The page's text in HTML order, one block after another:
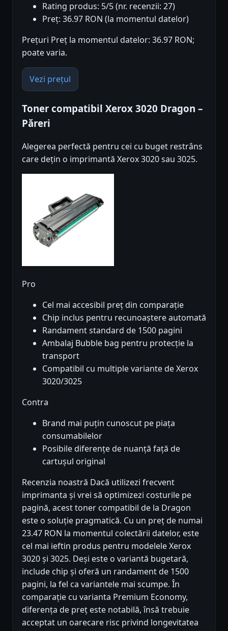
Rating produs: 5/5 (nr. recenzii: 27)
Preț: 36.97 RON (la momentul datelor)
Prețuri Preț la momentul datelor: 36.97 RON;
poate varia.
Vezi prețul
Toner compatibil Xerox 3020 Dragon –
Păreri
Alegerea perfectă pentru cei cu buget restrâns
care dețin o imprimantă Xerox 3020 sau 3025.
Pro
Cel mai accesibil preț din comparație
Chip inclus pentru recunoaștere automată
Randament standard de 1500 pagini
Ambalaj Bubble bag pentru protecție la
transport
Compatibil cu multiple variante de Xerox
3020/3025
Contra
Brand mai puțin cunoscut pe piața
consumabilelor
Posibile diferențe de nuanță față de
cartușul original
Recenzia noastră Dacă utilizezi frecvent
imprimanta și vrei să optimizezi costurile pe
pagină, acest toner compatibil de la Dragon
este o soluție pragmatică. Cu un preț de numai
23.47 RON la momentul colectării datelor, este
cel mai ieftin produs pentru modelele Xerox
3020 și 3025. Deși este o variantă bugetară,
include chip și oferă un randament de 1500
pagini, la fel ca variantele mai scumpe. În
comparație cu varianta Premium Economy,
diferența de preț este notabilă, însă trebuie
acceptat un oarecare risc privind longevitatea